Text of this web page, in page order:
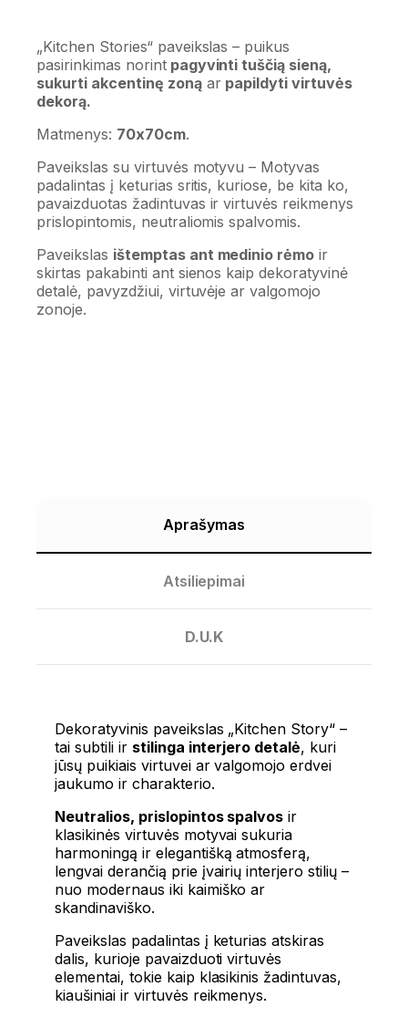
„Kitchen Stories“ paveikslas – puikus
pasirinkimas norintpagyvinti tuščią sieną,
sukurti akcentinę zonąar papildyti virtuvės
dekorą.
Matmenys: 70x70cm.
Paveikslas su virtuvės motyvu – Motyvas
padalintas į keturias sritis, kuriose, be kita ko,
pavaizduotas žadintuvas ir virtuvės reikmenys
prislopintomis, neutraliomis spalvomis.
Paveikslas ištemptas ant medinio rėmo ir
skirtas pakabinti ant sienos kaip dekoratyvinė
detalė, pavyzdžiui, virtuvėje ar valgomojo
zonoje.
Aprašymas
Atsiliepimai
D.U.K
Dekoratyvinis paveikslas „Kitchen Story“ –
tai subtili ir stilinga interjero detalė, kuri
jūsų puikiais virtuvei ar valgomojo erdvei
jaukumo ir charakterio.
Neutralios, prislopintos spalvos ir
klasikinės virtuvės motyvai sukuria
harmoningą ir elegantišką atmosferą,
lengvai derančią prie įvairių interjero stilių –
nuo ​​modernaus iki kaimiško ar
skandinaviško.
Paveikslas padalintas į keturias atskiras
dalis, kurioje pavaizduoti virtuvės
elementai, tokie kaip klasikinis žadintuvas,
kiaušiniai ir virtuvės reikmenys.